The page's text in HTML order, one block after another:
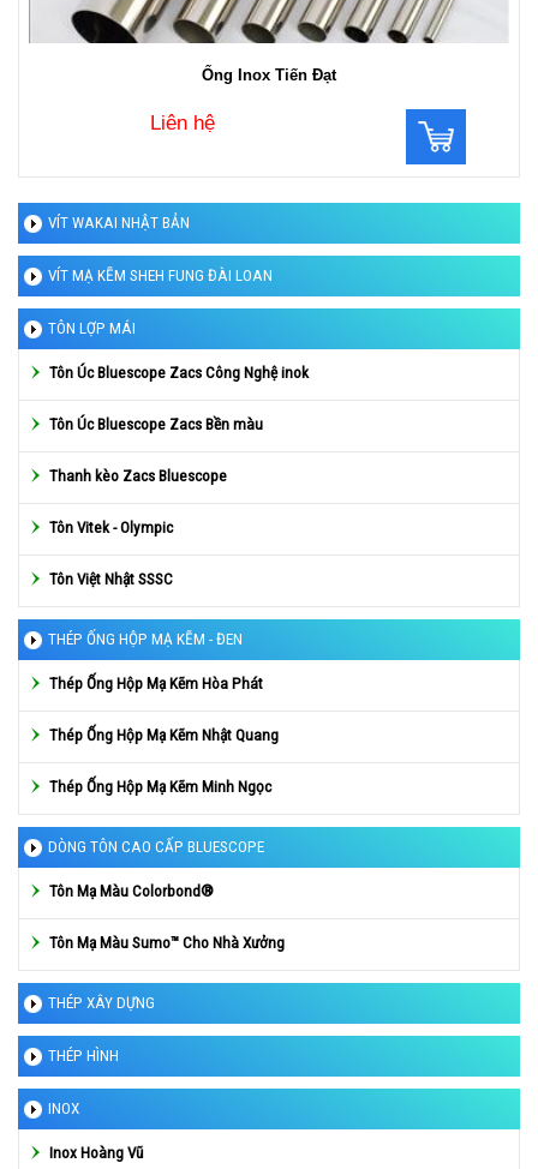
Ống Inox Tiến Đạt
Liên hệ
VÍT WAKAI NHẬT BẢN
VÍT MẠ KẼM SHEH FUNG ĐÀI LOAN
TÔN LỢP MÁI
Tôn Úc Bluescope Zacs Công Nghệ inok
Tôn Úc Bluescope Zacs Bền màu
Thanh kèo Zacs Bluescope
Tôn Vitek - Olympic
Tôn Việt Nhật SSSC
THÉP ỐNG HỘP MẠ KẼM - ĐEN
Thép Ống Hộp Mạ Kẽm Hòa Phát
Thép Ống Hộp Mạ Kẽm Nhật Quang
Thép Ống Hộp Mạ Kẽm Minh Ngọc
DÒNG TÔN CAO CẤP BLUESCOPE
Tôn Mạ Màu Colorbond®
Tôn Mạ Màu Sumo™ Cho Nhà Xưởng
THÉP XÂY DỰNG
THÉP HÌNH
INOX
Inox Hoàng Vũ